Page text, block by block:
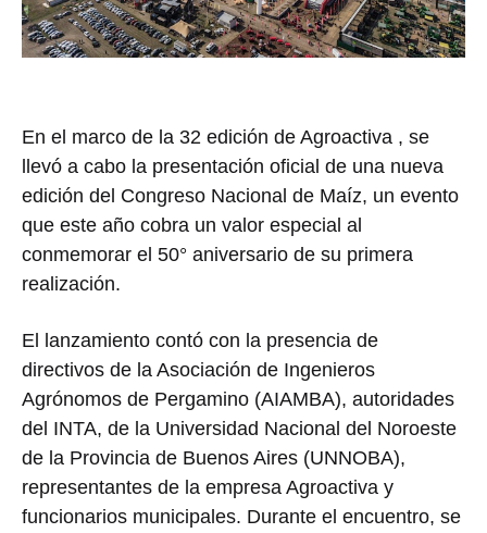
En el marco de la 32 edición de Agroactiva , se
llevó a cabo la presentación oficial de una nueva
edición del Congreso Nacional de Maíz, un evento
que este año cobra un valor especial al
conmemorar el 50° aniversario de su primera
realización.
El lanzamiento contó con la presencia de
directivos de la Asociación de Ingenieros
Agrónomos de Pergamino (AIAMBA), autoridades
del INTA, de la Universidad Nacional del Noroeste
de la Provincia de Buenos Aires (UNNOBA),
representantes de la empresa Agroactiva y
funcionarios municipales. Durante el encuentro, se